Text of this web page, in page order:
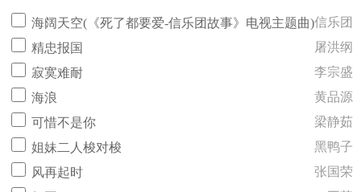
海阔天空(《死了都要爱-信乐团故事》电视主题曲)信乐团
精忠报国
屠洪纲
寂寞难耐
李宗盛
海浪
黄品源
可惜不是你
梁静茹
姐妹二人梭对梭
黑鸭子
风再起时
张国荣